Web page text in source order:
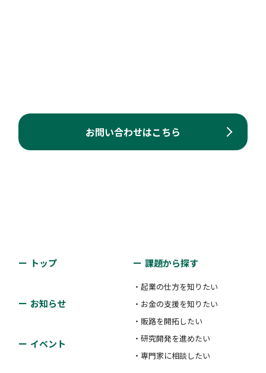
お問い合わせはこちら
トップ
お知らせ
イベント
課題から探す
・起業の仕方を知りたい
・お金の支援を知りたい
・販路を開拓したい
・研究開発を進めたい
・専門家に相談したい